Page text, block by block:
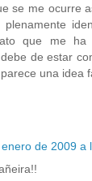
se me ocurre
que me ha
de estar
una idea
de 2009 a